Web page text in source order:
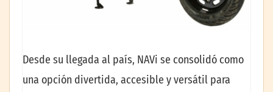
Desde su llegada al país, NAVi se consolidó como
una opción divertida, accesible y versátil para